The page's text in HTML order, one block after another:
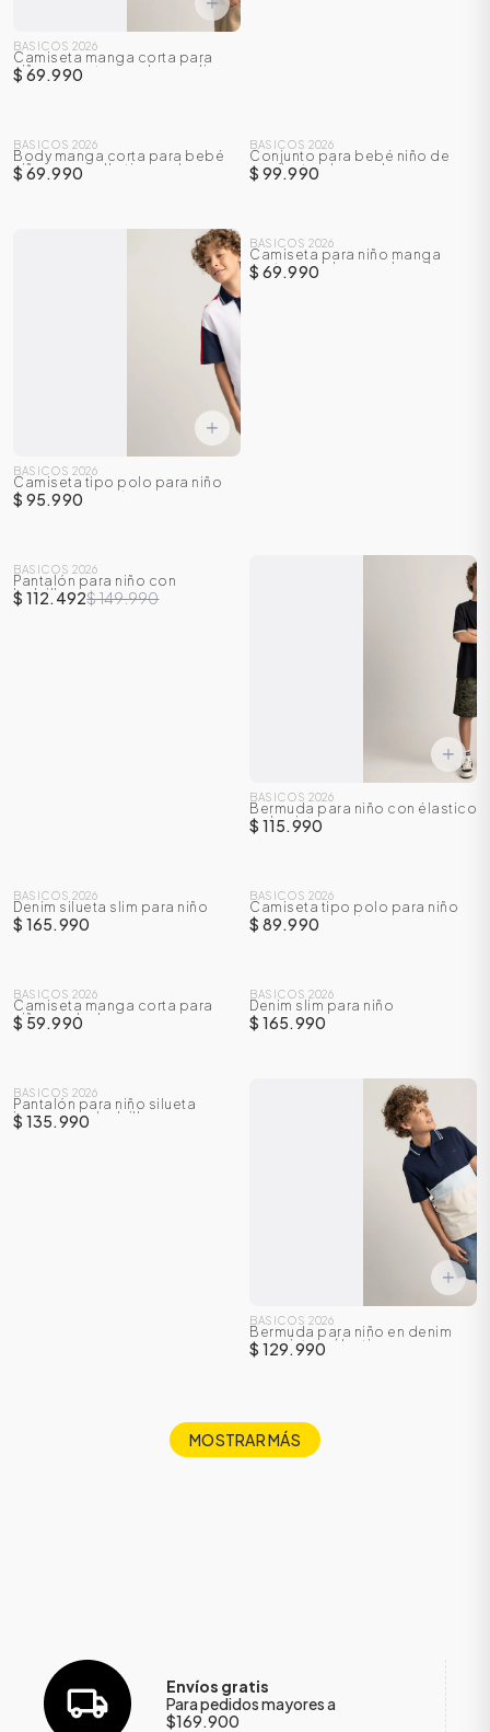
BASICOS 2026
Camiseta manga corta para
niño con estampado en relieve
$ 69.990
BASICOS 2026
Body manga corta para bebé
niño con cuello tipo polo
$ 69.990
BASICOS 2026
Conjunto para bebé niño de
camiseta + bermuda
$ 99.990
BASICOS 2026
Camiseta tipo polo para niño
con manga corta
$ 95.990
BASICOS 2026
Camiseta para niño manga
corta con bloques de color
$ 69.990
-25%
BASICOS 2026
Pantalón para niño con
bolsillos cargo
$ 112.492$ 149.990
BASICOS 2026
Bermuda para niño con élastico
en la cintura
$ 115.990
BASICOS 2026
Denim silueta slim para niño
$ 165.990
BASICOS 2026
Camiseta tipo polo para niño
con manga corta
$ 89.990
BASICOS 2026
Camiseta manga corta para
niña con boleros
$ 59.990
BASICOS 2026
Denim slim para niño
$ 165.990
BASICOS 2026
Pantalón para niño silueta
jogger con bolsillos cargo
$ 135.990
BASICOS 2026
Bermuda para niño en denim
con cintura élastica
$ 129.990
MOSTRAR MÁS
Envíos gratis
Para pedidos mayores a
$169.900